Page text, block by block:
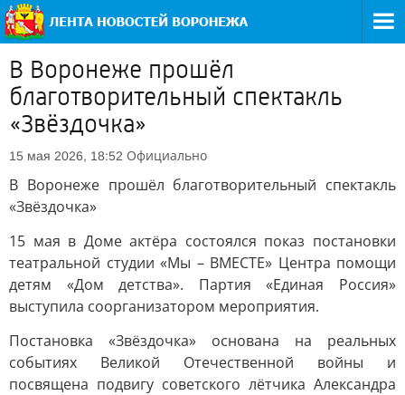
В Воронеже прошёл
благотворительный спектакль
«Звёздочка»
15 мая 2026, 18:52 Официально
В Воронеже прошёл благотворительный спектакль
«Звёздочка»
15 мая в Доме актёра состоялся показ постановки
театральной студии «Мы – ВМЕСТЕ» Центра помощи
детям «Дом детства». Партия «Единая Россия»
выступила соорганизатором мероприятия.
Постановка «Звёздочка» основана на реальных
событиях Великой Отечественной войны и
посвящена подвигу советского лётчика Александра